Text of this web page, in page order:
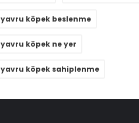
yavru köpek beslenme
yavru köpek ne yer
yavru köpek sahiplenme